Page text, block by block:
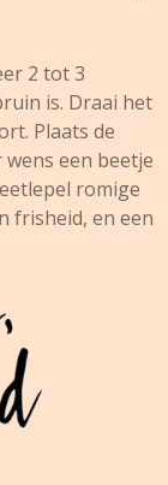
2 tot 3
is. Draai het
Plaats de
een beetje
romige
frisheid, en een